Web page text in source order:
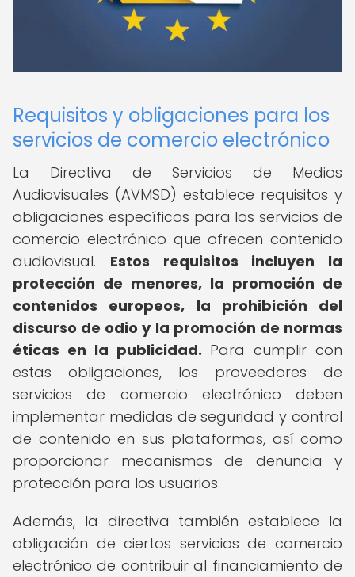
Requisitos y obligaciones para los
servicios de comercio electrónico
La Directiva de Servicios de Medios
Audiovisuales (AVMSD) establece requisitos y
obligaciones específicos para los servicios de
comercio electrónico que ofrecen contenido
audiovisual. Estos requisitos incluyen la
protección de menores, la promoción de
contenidos europeos, la prohibición del
discurso de odio y la promoción de normas
éticas en la publicidad. Para cumplir con
estas obligaciones, los proveedores de
servicios de comercio electrónico deben
implementar medidas de seguridad y control
de contenido en sus plataformas, así como
proporcionar mecanismos de denuncia y
protección para los usuarios.
Además, la directiva también establece la
obligación de ciertos servicios de comercio
electrónico de contribuir al financiamiento de